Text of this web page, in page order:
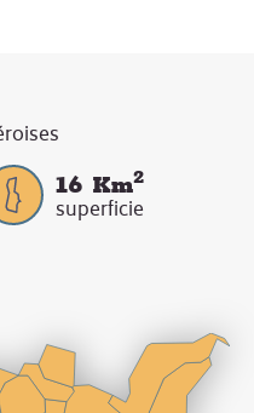
16 Km2
superficie